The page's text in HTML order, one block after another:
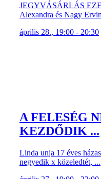
JEGYVÁSÁRLÁS
Alexandra és Nagy
április 28., 19:00 - 20:30
A FELESÉG
KEZDŐDIK ...
Linda unja 17 éves
negyedik x közeledtét, ...